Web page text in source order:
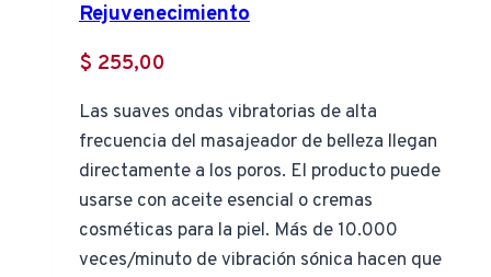
Rejuvenecimiento
$ 255,00
Las suaves ondas vibratorias de alta
frecuencia del masajeador de belleza llegan
directamente a los poros. El producto puede
usarse con aceite esencial o cremas
cosméticas para la piel. Más de 10.000
veces/minuto de vibración sónica hacen que